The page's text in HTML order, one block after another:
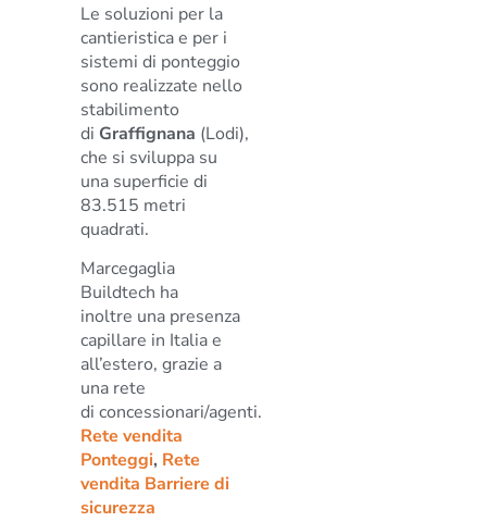
Le soluzioni per la
cantieristica e per i
sistemi di ponteggio
sono realizzate nello
stabilimento
di Graffignana (Lodi),
che si sviluppa su
una superficie di
83.515 metri
quadrati.
Marcegaglia
Buildtech ha
inoltre una presenza
capillare in Italia e
all’estero, grazie a
una rete
di concessionari/agenti.
Rete vendita
Ponteggi, Rete
vendita Barriere di
sicurezza